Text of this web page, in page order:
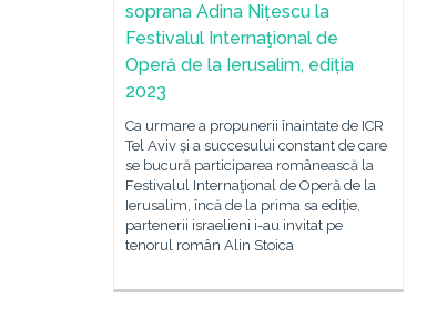
soprana Adina Nițescu la
Festivalul Internaţional de
Operă de la Ierusalim, ediția
2023
Ca urmare a propunerii înaintate de ICR
Tel Aviv și a succesului constant de care
se bucură participarea românească la
Festivalul Internaţional de Operă de la
Ierusalim, încă de la prima sa ediție,
partenerii israelieni i-au invitat pe
tenorul român Alin Stoica